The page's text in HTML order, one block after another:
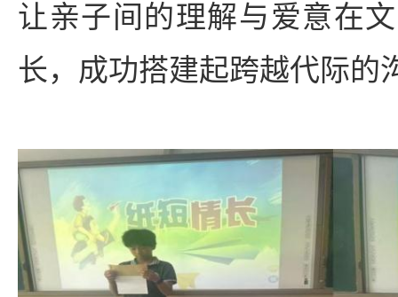
让亲子间的理解与爱意在
长，成功搭建起跨越代际的